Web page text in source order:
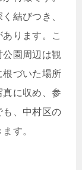
結びつき、
ります。こ
園周辺は観
づいた場所
に収め、参
、中村区の
す。